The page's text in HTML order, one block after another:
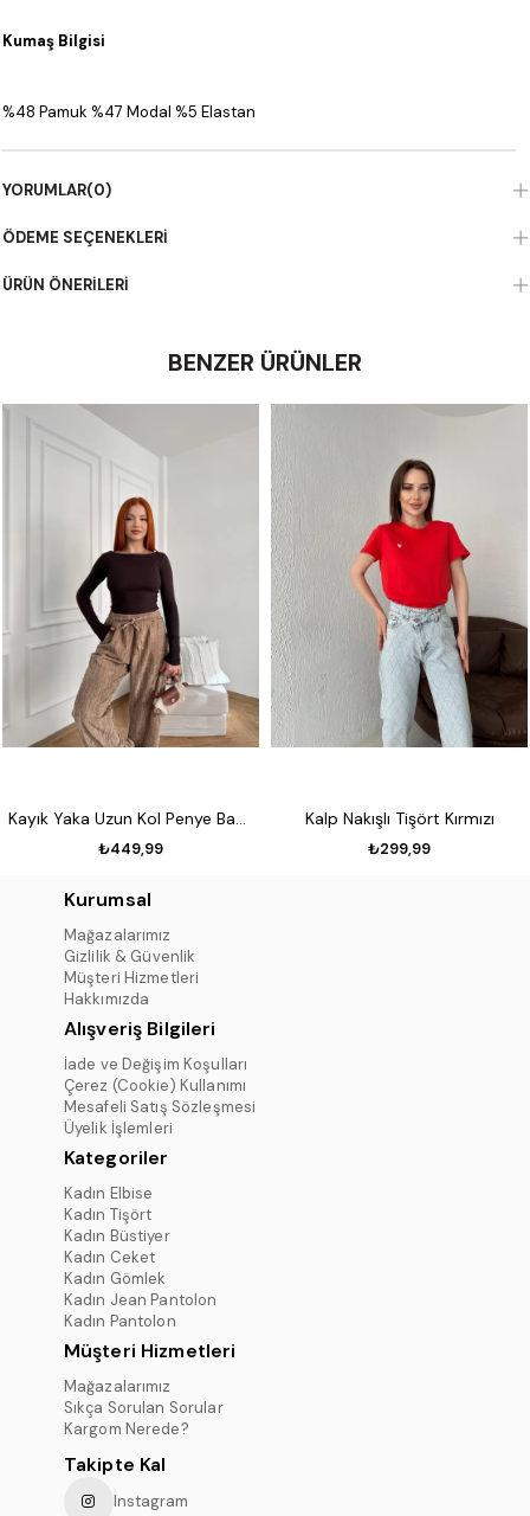
Kumaş Bilgisi
%48 Pamuk %47 Modal %5 Elastan
YORUMLAR(0)
ÖDEME SEÇENEKLERI
ÜRÜN ÖNERILERI
BENZER ÜRÜNLER
Kayık Yaka Uzun Kol Penye Badi Koyu kahve
₺449,99
Kalp Nakışlı Tişört Kırmızı
₺299,99
Kurumsal
Mağazalarımız
Gizlilik & Güvenlik
Müşteri Hizmetleri
Hakkımızda
Alışveriş Bilgileri
İade ve Değişim Koşulları
Çerez (Cookie) Kullanımı
Mesafeli Satış Sözleşmesi
Üyelik İşlemleri
Kategoriler
Kadın Elbise
Kadın Tişört
Kadın Büstiyer
Kadın Ceket
Kadın Gömlek
Kadın Jean Pantolon
Kadın Pantolon
Müşteri Hizmetleri
Mağazalarımız
Sıkça Sorulan Sorular
Kargom Nerede?
Takipte Kal
Instagram